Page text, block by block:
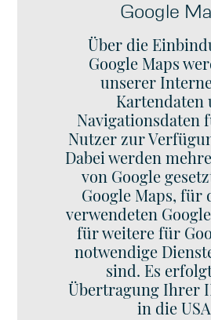
Google
Über die
Google Maps
unserer
Kartendaten
Navigationsdaten
Nutzer zur
Dabei werden
von Google
Google Maps, für
verwendeten
für weitere für
notwendige
sind. Es
Übertragung Ihrer
in die